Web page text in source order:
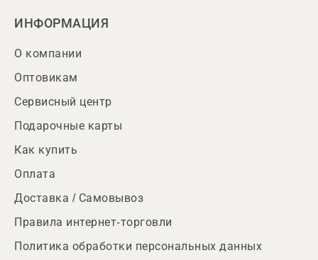
ИНФОРМАЦИЯ
О компании
Оптовикам
Сервисный центр
Подарочные карты
Как купить
Оплата
Доставка / Самовывоз
Правила интернет-торговли
Политика обработки персональных данных